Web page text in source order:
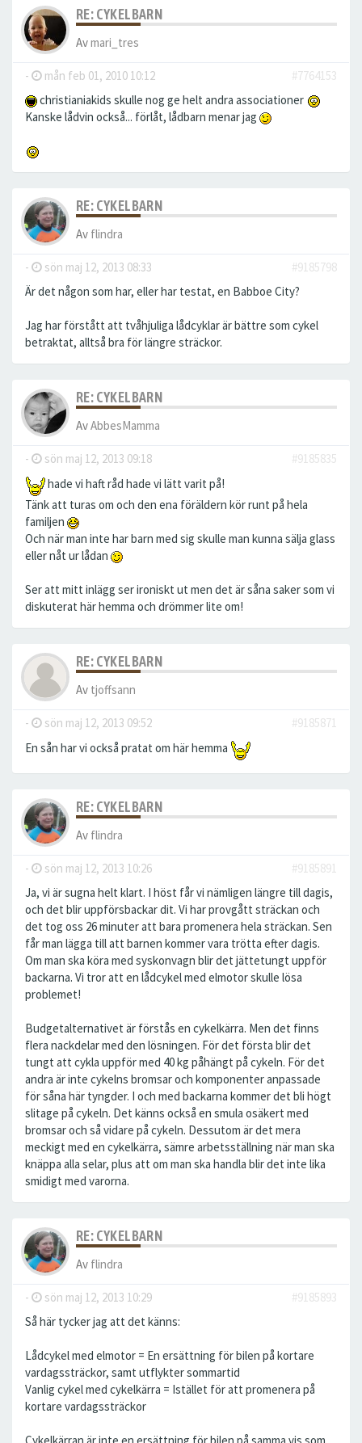
RE: CYKELBARN
Avmari_tres
- mån feb 01, 2010 10:12
#7764153
christianiakids skulle nog ge helt andra associationer
Kanske lådvin också... förlåt, lådbarn menar jag
RE: CYKELBARN
Av flindra
- sön maj 12, 2013 08:33
#9185798
Är det någon som har, eller har testat, en Babboe City?
Jag har förstått att tvåhjuliga lådcyklar är bättre som cykel
betraktat, alltså bra för längre sträckor.
RE: CYKELBARN
AvAbbesMamma
- sön maj 12, 2013 09:18
#9185835
hade vi haft råd hade vi lätt varit på!
Tänk att turas om och den ena föräldern kör runt på hela
familjen
Och när man inte har barn med sig skulle man kunna sälja glass
eller nåt ur lådan
Ser att mitt inlägg ser ironiskt ut men det är såna saker som vi
diskuterat här hemma och drömmer lite om!
RE: CYKELBARN
Av tjoffsann
- sön maj 12, 2013 09:52
#9185871
En sån har vi också pratat om här hemma
RE: CYKELBARN
Av flindra
- sön maj 12, 2013 10:26
#9185891
Ja, vi är sugna helt klart. I höst får vi nämligen längre till dagis,
och det blir uppförsbackar dit. Vi har provgått sträckan och
det tog oss 26 minuter att bara promenera hela sträckan. Sen
får man lägga till att barnen kommer vara trötta efter dagis.
Om man ska köra med syskonvagn blir det jättetungt uppför
backarna. Vi tror att en lådcykel med elmotor skulle lösa
problemet!
Budgetalternativet är förstås en cykelkärra. Men det finns
flera nackdelar med den lösningen. För det första blir det
tungt att cykla uppför med 40 kg påhängt på cykeln. För det
andra är inte cykelns bromsar och komponenter anpassade
för såna här tyngder. I och med backarna kommer det bli högt
slitage på cykeln. Det känns också en smula osäkert med
bromsar och så vidare på cykeln. Dessutom är det mera
meckigt med en cykelkärra, sämre arbetsställning när man ska
knäppa alla selar, plus att om man ska handla blir det inte lika
smidigt med varorna.
RE: CYKELBARN
Av flindra
- sön maj 12, 2013 10:29
#9185893
Så här tycker jag att det känns:
Lådcykel med elmotor = En ersättning för bilen på kortare
vardagssträckor, samt utflykter sommartid
Vanlig cykel med cykelkärra = Istället för att promenera på
kortare vardagssträckor